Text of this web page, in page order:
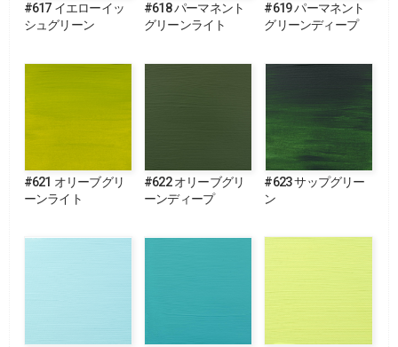
#617 イエローイッ
シュグリーン
#618 パーマネント
グリーンライト
#619 パーマネント
グリーンディープ
#621 オリーブグリ
ーンライト
#622 オリーブグリ
ーンディープ
#623 サップグリー
ン